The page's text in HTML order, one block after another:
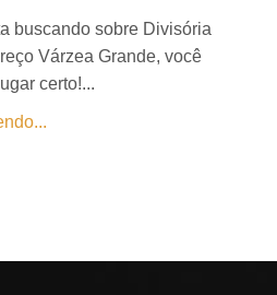
buscando sobre Divisória
Várzea Grande, você
certo!...